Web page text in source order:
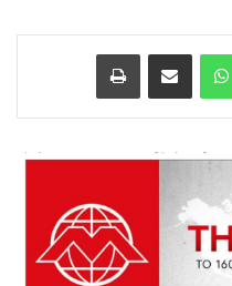
واتساب مشاركة عبر البريد طباعة